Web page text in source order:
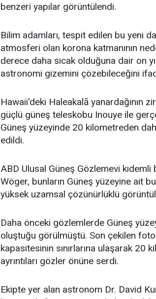
benzeri yapılar görüntülendi.
Bilim adamları, tespit edilen bu yeni
atmosferi olan korona katmanının
derece daha sıcak olduğuna dair on
astronomi gizemini çözebileceğini
Hawaii'deki Haleakalā yanardağının
güçlü güneş teleskobu Inouye ile
Güneş yüzeyinde 20 kilometreden
edildi.
ABD Ulusal Güneş Gözlemevi kıdemli
Wöger, bunların Güneş yüzeyine ait
yüksek uzamsal çözünürlüklü
Daha önceki gözlemlerde Güneş
oluştuğu görülmüştü. Son çekilen
kapasitesinin sınırlarına ulaşarak 20
ayrıntıları gözler önüne serdi.
Ekipte yer alan astronom Dr. David